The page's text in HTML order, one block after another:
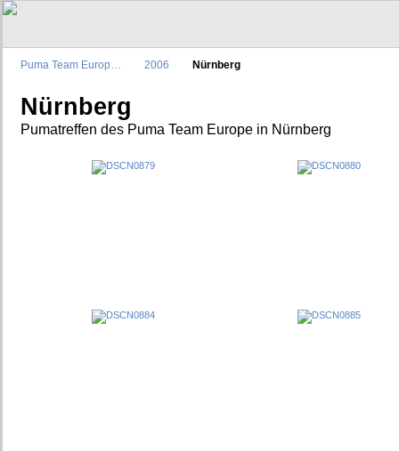
Puma Team Europ… 2006 Nürnberg
Nürnberg
Pumatreffen des Puma Team Europe in Nürnberg